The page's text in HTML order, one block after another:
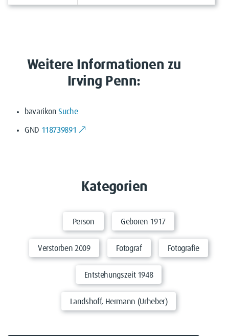
Weitere Informationen zu
Irving Penn:
bavarikonSuche
GND 118739891
Kategorien
Person Geboren 1917
Verstorben 2009 Fotograf Fotografie
Entstehungszeit 1948
Landshoff, Hermann (Urheber)